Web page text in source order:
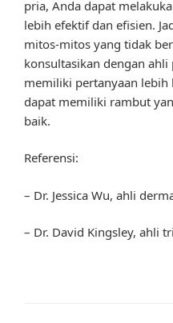
pria, Anda dapat
lebih efektif dan efisien.
mitos-mitos yang tidak
konsultasikan dengan
memiliki pertanyaan lebih
dapat memiliki rambut
baik.
Referensi:
– Dr. Jessica Wu, ahli
– Dr. David Kingsley, ahli